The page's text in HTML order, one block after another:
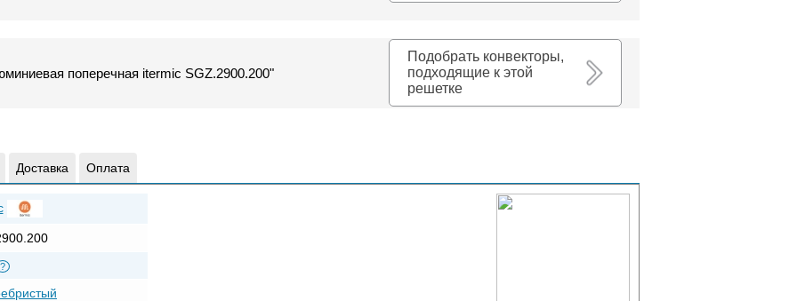
Подобрать конвекторы,
подходящие к этой
решетке
поперечная itermic SGZ.2900.200"
Доставка Оплата
?